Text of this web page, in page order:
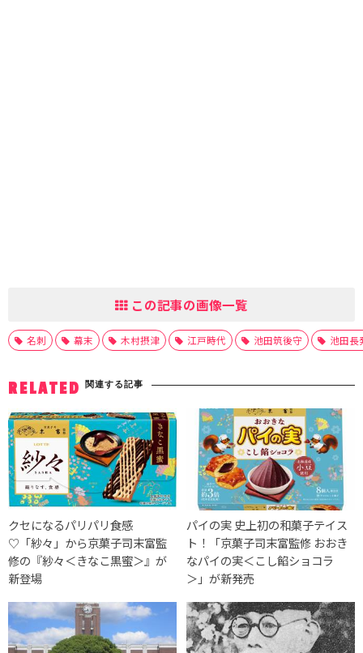
この記事の画像一覧
名刺 幕末 木村摂津 江戸時代 池田筑後守 池田長
RELATED 関連する記事
クセになるパリパリ食感
♡「紗々」から京菓子司末富監
修の『紗々＜きなこ黒蜜＞』が
新登場
パイの実 史上初の和菓子テイス
ト！「京菓子司末富監修 おおき
なパイの実＜こし餡ショコラ
＞」が新発売